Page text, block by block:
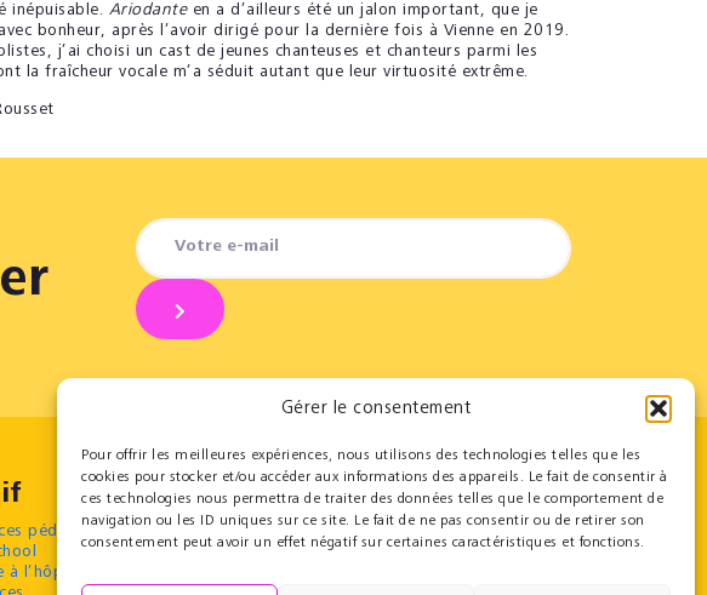
Gérer le consentement
Pour offrir les meilleures expériences, nous utilisons des technologies telles que les
cookies pour stocker et/ou accéder aux informations des appareils. Le fait de consentir à
ces technologies nous permettra de traiter des données telles que le comportement de
navigation ou les ID uniques sur ce site. Le fait de ne pas consentir ou de retirer son
consentement peut avoir un effet négatif sur certaines caractéristiques et fonctions.
inépuisable. Ariodante en a d’ailleurs été un jalon important, que je
bonheur, après l’avoir dirigé pour la dernière fois à Vienne en 2019.
j’ai choisi un cast de jeunes chanteuses et chanteurs parmi les
la fraîcheur vocale m’a séduit autant que leur virtuosité extrême.
pédagogiques
à l’hôpital
Contact
Équipe